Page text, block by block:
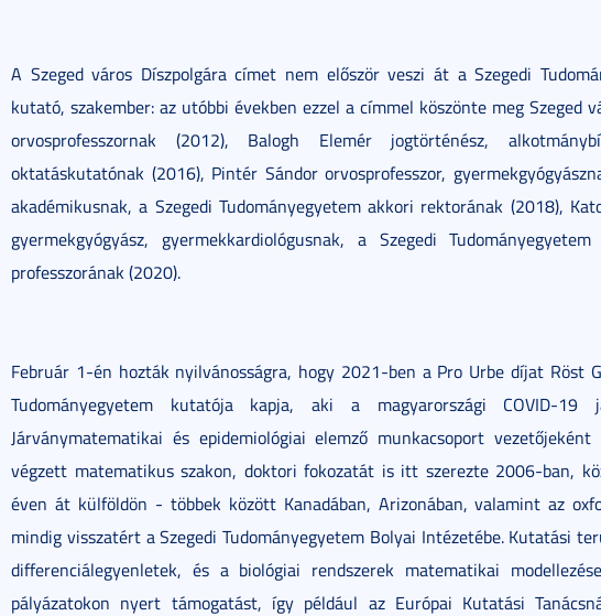
A Szeged város Díszpolgára címet nem először veszi át a Szegedi
kutató, szakember: az utóbbi években ezzel a címmel köszönte meg Szeged
orvosprofesszornak (2012), Balogh Elemér jogtörténész,
oktatáskutatónak (2016), Pintér Sándor orvosprofesszor,
akadémikusnak, a Szegedi Tudományegyetem akkori rektorának (2018),
gyermekgyógyász, gyermekkardiológusnak, a Szegedi
professzorának (2020).
Február 1-én hozták nyilvánosságra, hogy 2021-ben a Pro Urbe díjat Röst
Tudományegyetem kutatója kapja, aki a magyarországi COVID-
Járványmatematikai és epidemiológiai elemző munkacsoport
végzett matematikus szakon, doktori fokozatát is itt szerezte 2006-ban,
éven át külföldön - többek között Kanadában, Arizonában, valamint az
mindig visszatért a Szegedi Tudományegyetem Bolyai Intézetébe. Kutatási
differenciálegyenletek, és a biológiai rendszerek matematikai
pályázatokon nyert támogatást, így például az Európai Kutatási